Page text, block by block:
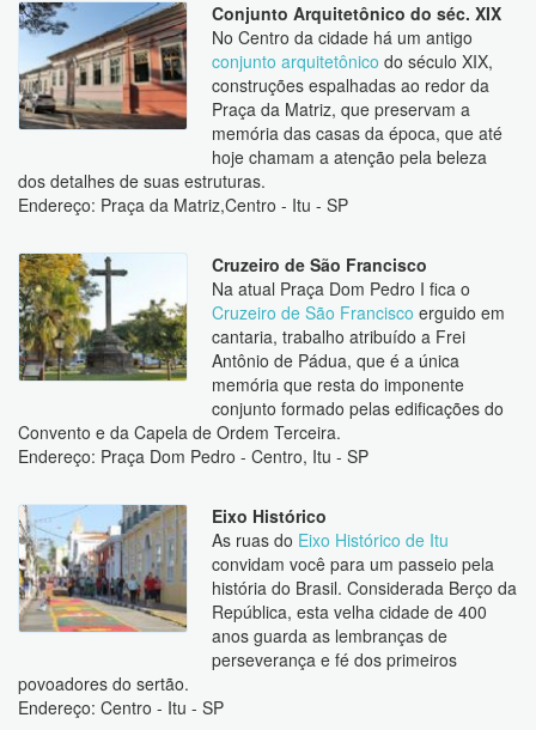
Conjunto Arquitetônico do séc. XIX
No Centro da cidade há um antigo
conjunto arquitetônico do século XIX,
construções espalhadas ao redor da
Praça da Matriz, que preservam a
memória das casas da época, que até
hoje chamam a atenção pela beleza
dos detalhes de suas estruturas.
Endereço: Praça da Matriz,Centro - Itu - SP
Cruzeiro de São Francisco
Na atual Praça Dom Pedro I fica o
Cruzeiro de São Francisco erguido em
cantaria, trabalho atribuído a Frei
Antônio de Pádua, que é a única
memória que resta do imponente
conjunto formado pelas edificações do
Convento e da Capela de Ordem Terceira.
Endereço: Praça Dom Pedro - Centro, Itu - SP
Eixo Histórico
As ruas do Eixo Histórico de Itu
convidam você para um passeio pela
história do Brasil. Considerada Berço da
República, esta velha cidade de 400
anos guarda as lembranças de
perseverança e fé dos primeiros
povoadores do sertão.
Endereço: Centro - Itu - SP